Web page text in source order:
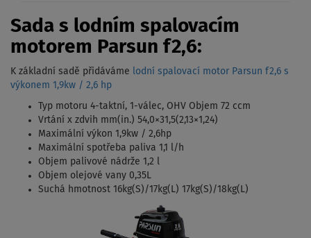
Sada s lodním spalovacím
motorem Parsun f2,6:
K základní sadě přidáváme lodní spalovací motor Parsun f2,6 s
výkonem 1,9kw / 2,6 hp
Typ motoru 4-taktní, 1-válec, OHV Objem 72 ccm
Vrtání x zdvih mm(in.) 54,0×31,5(2,13×1,24)
Maximální výkon 1,9kw / 2,6hp
Maximální spotřeba paliva 1,1 l/h
Objem palivové nádrže 1,2 l
Objem olejové vany 0,35L
Suchá hmotnost 16kg(S)/17kg(L) 17kg(S)/18kg(L)